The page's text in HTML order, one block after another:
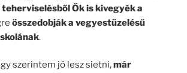
Ők is kivegyék a
összedobják a vegyestüzelésű
.
szerintem jó lesz sietni,már